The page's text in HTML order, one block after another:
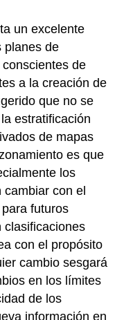
un excelente
planes de
de
a la creación de
que no se
estratificación
de mapas
es que
los
con el
futuros
clasificaciones
con el propósito
cambio sesgará
en los límites
de los
información en